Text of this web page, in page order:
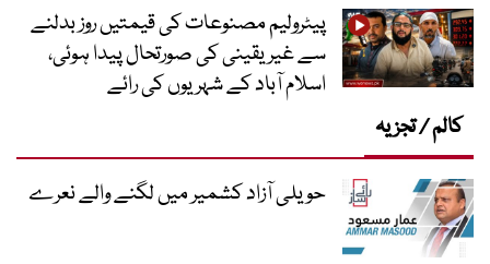
پیٹرولیم مصنوعات کی قیمتیں روز بدلنے
سے غیر یقینی کی صورتحال پیدا ہوئی،
اسلام آباد کے شہریوں کی رائے
کالم / تجزیہ
حویلی آزاد کشمیر میں لگنے والے نعرے